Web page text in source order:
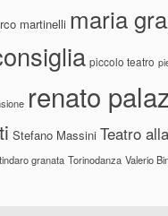
martinelli maria
piccolo teatro
renato
Stefano Massini Teatro
tindaro granata Torinodanza Valerio